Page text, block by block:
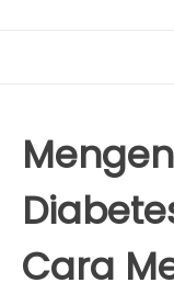
Cara